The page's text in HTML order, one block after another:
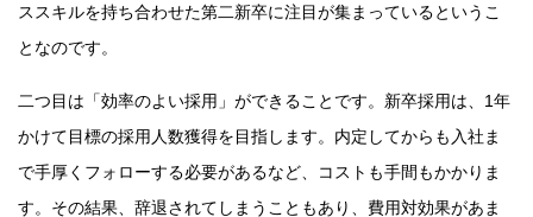
ススキルを持ち合わせた第二新卒に注目が集まっているというこ
となのです。
二つ目は「効率のよい採用」ができることです。新卒採用は、1年
かけて目標の採用人数獲得を目指します。内定してからも入社ま
で手厚くフォローする必要があるなど、コストも手間もかかりま
す。その結果、辞退されてしまうこともあり、費用対効果があま